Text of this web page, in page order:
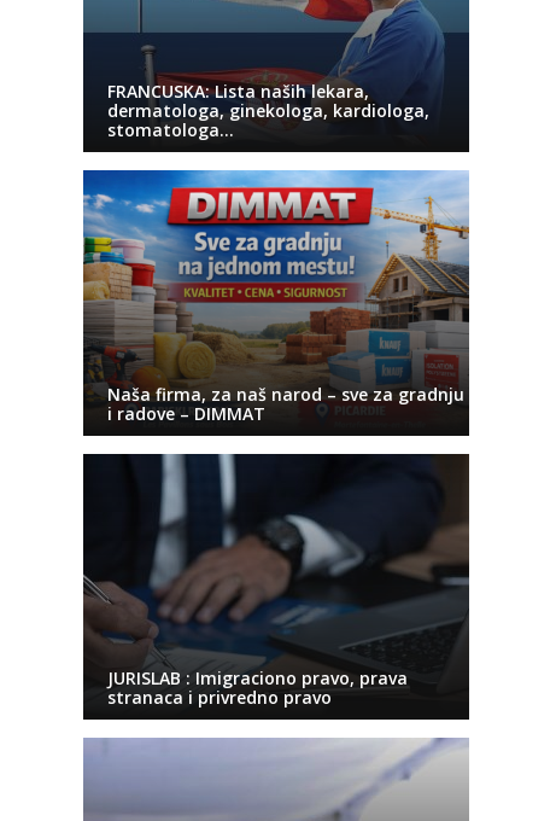
FRANCUSKA: Lista naših lekara,
dermatologa, ginekologa, kardiologa,
stomatologa…
Naša firma, za naš narod – sve za gradnju
i radove – DIMMAT
JURISLAB : Imigraciono pravo, prava
stranaca i privredno pravo